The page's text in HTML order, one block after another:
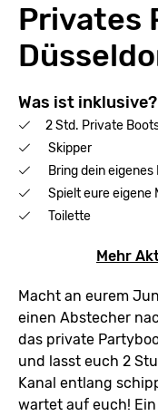
Privates
Was ist inklusive?
2 Std. Private
Skipper
Bring dein
Spielt eure eigene
Toilette
Mehr
Macht an eurem
einen Abstecher
das private
und lasst euch 2
Kanal entlang
wartet auf euch!